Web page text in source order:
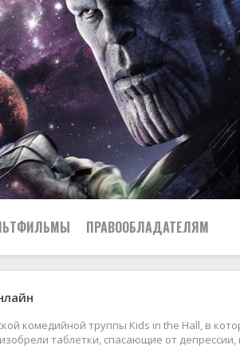
ПРАВООБЛАДАТЕЛЯМ
комедийной труппы Kids in the Hall, в
таблетки, спасающие от